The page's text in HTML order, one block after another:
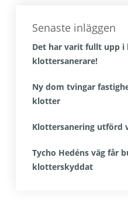
Senaste inläggen
Det har varit fullt upp i
klottersanerare!
Ny dom tvingar
klotter
Klottersanering utförd
Tycho Hedéns väg får
klotterskyddat